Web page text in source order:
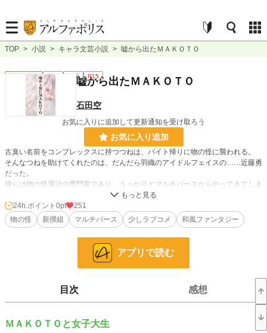
TOP > 小説 > キャラ文芸小説 > 嘘から出たＭＡＫＯＴＯ
キャラ文芸 完結 長編 R15
嘘から出たＭＡＫＯＴＯ
石田空
お気に入りに追加して更新通知を受け取ろう
お気に入り追加
古臭い名前をコンプレックスに持つつねは、バイト帰りに物の怪に襲われる。
そんなつねを助けてくれたのは、だんだら羽織のアイドルフェイスの……近藤勇
だった。
彼らは物の怪退治の専門家であり、うっかりとマルチバースからやってきてしま
い、路頭に迷っていたところをスカウトされて、昼はアイドルユニットＭＡＫＯ
ＴＯとして活動し、夜な夜な京を大型物の怪を召還した闇の組織洛陽動乱を捜し
ているという。
成り行き上、彼らを食客にすることになってしまったが……？
恋と推し活と物の怪退治の物語。
5,634 位 / 5,634 件
24h.ポイント 0pt
251
物の怪
新撰組 マルチバース 少しラブコメ 和風ファンタジー
アプリで読む
目次 感想
ＭＡＫＯＴＯと女子大生